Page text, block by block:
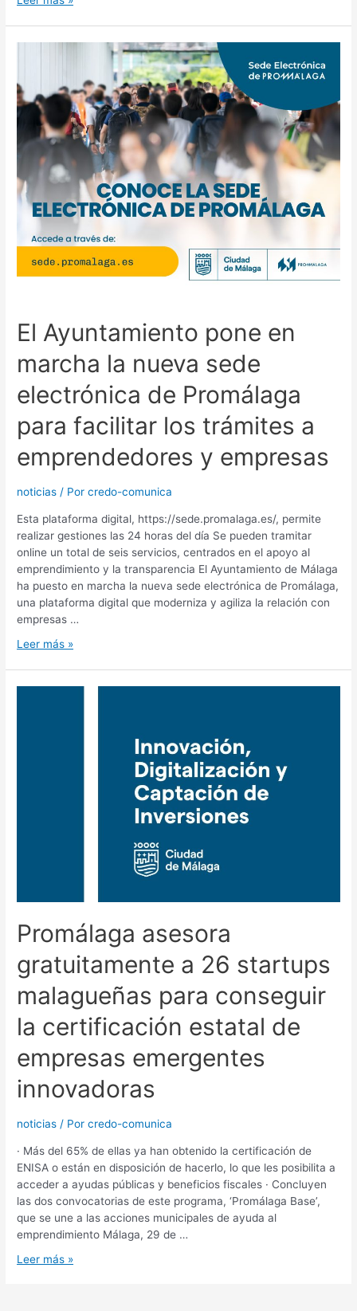
El Ayuntamiento pone en
marcha la nueva sede
electrónica de Promálaga
para facilitar los trámites a
emprendedores y empresas
noticias / Porcredo-comunica
Esta plataforma digital, https://sede.promalaga.es/, permite
realizar gestiones las 24 horas del día Se pueden tramitar
online un total de seis servicios, centrados en el apoyo al
emprendimiento y la transparencia El Ayuntamiento de Málaga
ha puesto en marcha la nueva sede electrónica de Promálaga,
una plataforma digital que moderniza y agiliza la relación con
empresas …
Leer más »
Promálaga asesora
gratuitamente a 26 startups
malagueñas para conseguir
la certificación estatal de
empresas emergentes
innovadoras
noticias / Porcredo-comunica
· Más del 65% de ellas ya han obtenido la certificación de
ENISA o están en disposición de hacerlo, lo que les posibilita a
acceder a ayudas públicas y beneficios fiscales · Concluyen
las dos convocatorias de este programa, ‘Promálaga Base’,
que se une a las acciones municipales de ayuda al
emprendimiento Málaga, 29 de …
Leer más »